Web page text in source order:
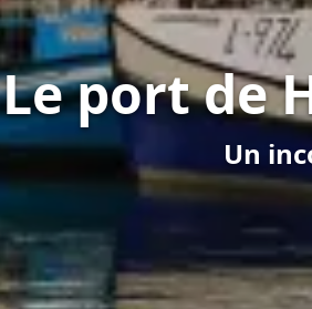
Le port de
Un